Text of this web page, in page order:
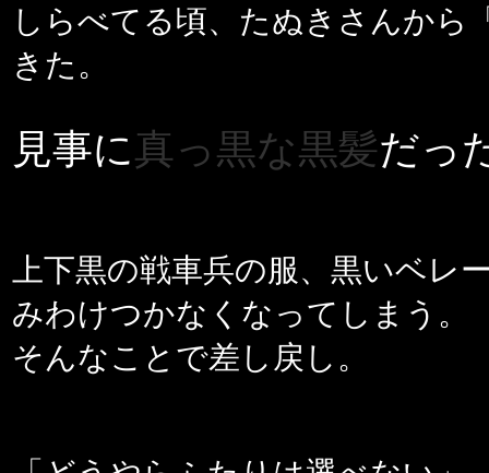
しらべてる頃、たぬきさんから
きた。
見事に真っ黒な黒髪だっ
上下黒の戦車兵の服、黒いベレ
みわけつかなくなってしまう。
そんなことで差し戻し。